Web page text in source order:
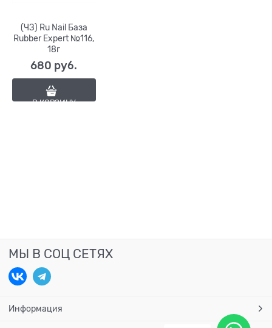
(ЧЗ) Ru Nail База
Rubber Expert №116,
18г
680 руб.
В КОРЗИНУ
МЫ В СОЦ СЕТЯХ
Информация